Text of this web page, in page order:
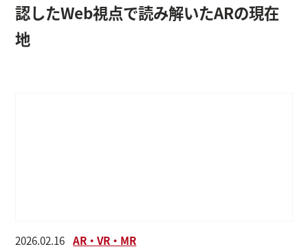
認したWeb視点で読み解いたARの現在
地
2026.02.16 AR・VR・MR